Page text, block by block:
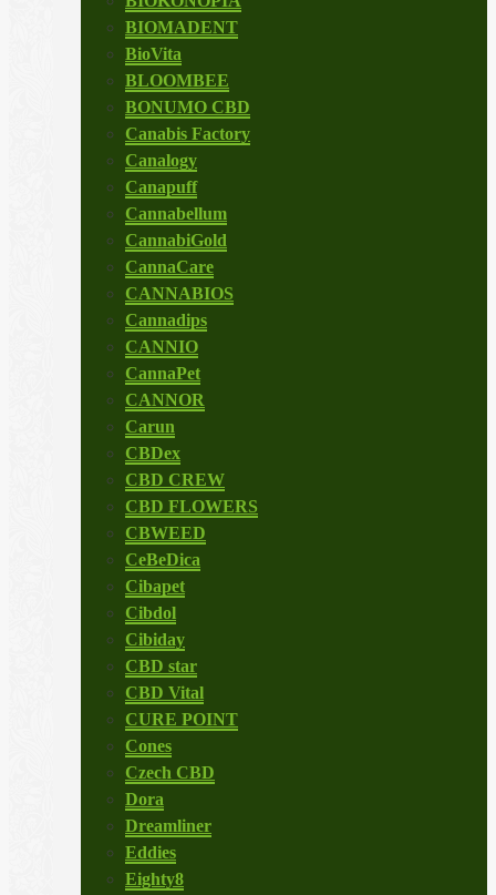
BIOMADENT
BioVita
BLOOMBEE
BONUMO CBD
Canabis Factory
Canalogy
Canapuff
Cannabellum
CannabiGold
CannaCare
CANNABIOS
Cannadips
CANNIO
CannaPet
CANNOR
Carun
CBDex
CBD CREW
CBD FLOWERS
CBWEED
CeBeDica
Cibapet
Cibdol
Cibiday
CBD star
CBD Vital
CURE POINT
Cones
Czech CBD
Dora
Dreamliner
Eddies
Eighty8